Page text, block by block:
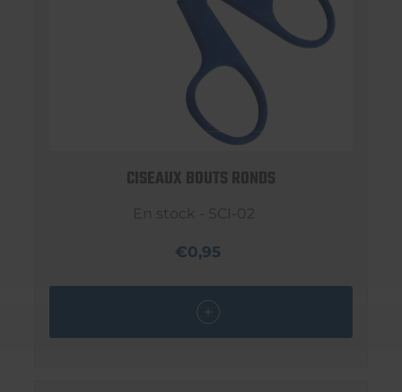
CISEAUX BOUTS RONDS
En stock - SCI-02
€0,95